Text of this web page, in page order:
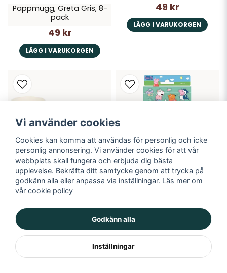
Pappmugg, Greta Gris, 8-
pack
49 kr
LÄGG I VARUKORGEN
49 kr
LÄGG I VARUKORGEN
Pappmugg, Enhörning, 8-
LÄGG I VARUKORGEN LÄGG I VARUKORGEN
Vi använder cookies
Cookies kan komma att användas för personlig och icke
personlig annonsering. Vi använder cookies för att vår
webbplats skall fungera och erbjuda dig bästa
upplevelse. Bekräfta ditt samtycke genom att trycka på
godkänn alla eller anpassa via inställningar. Läs mer om
vår cookie policy
Godkänn alla
Inställningar